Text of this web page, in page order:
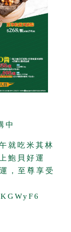
中
就吃米其林
鮑貝好運
，至尊享受